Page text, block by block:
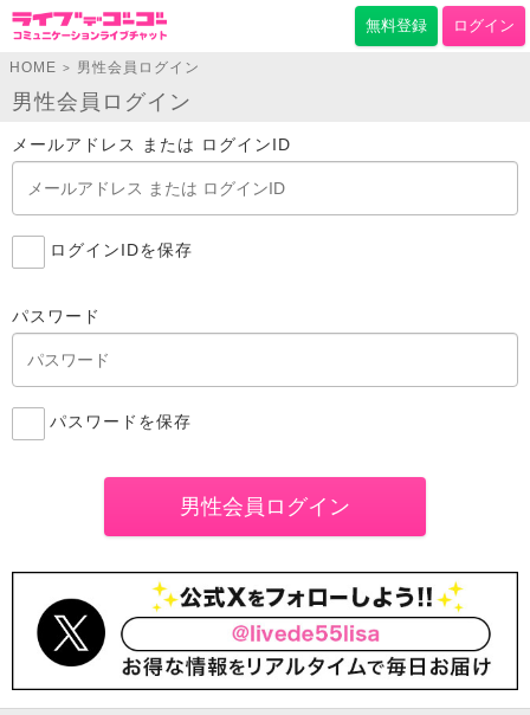
無料登録 ログイン
HOME > 男性会員ログイン
男性会員ログイン
メールアドレス または ログインID
ログインIDを保存
パスワード
パスワードを保存